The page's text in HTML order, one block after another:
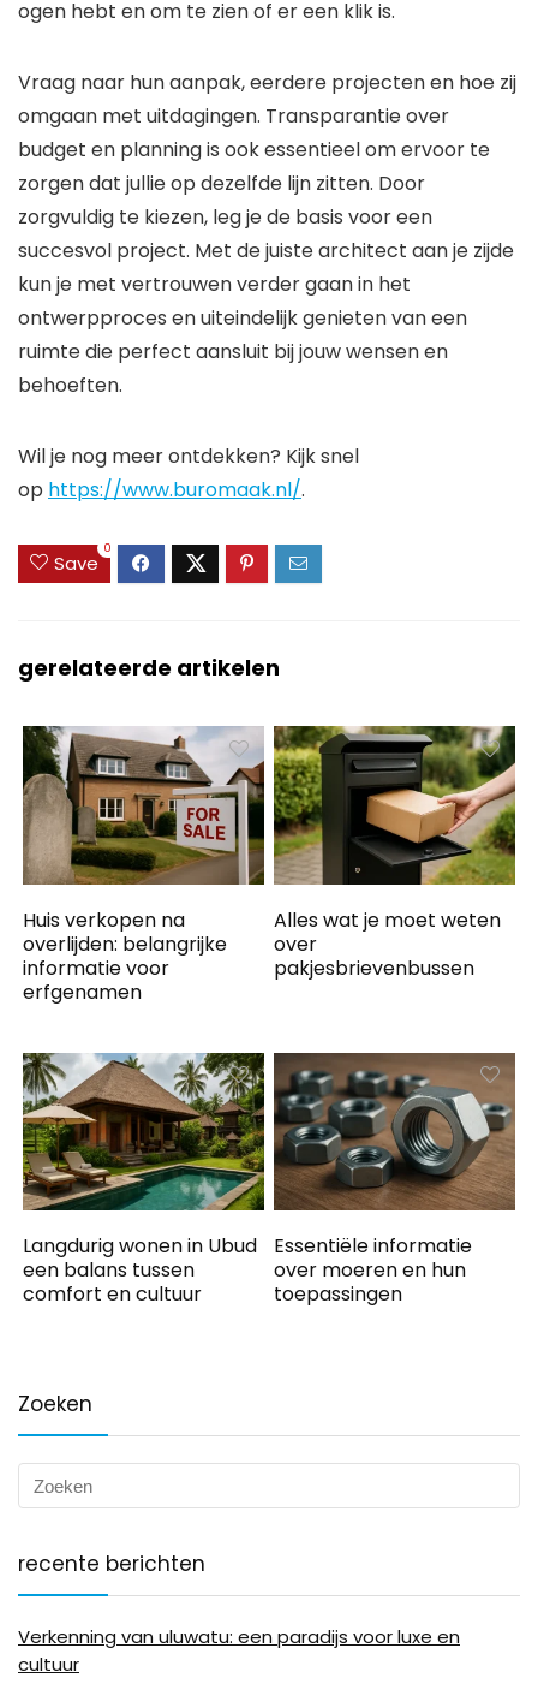
ogen hebt en om te zien of er een klik is.
Vraag naar hun aanpak, eerdere projecten en hoe zij
omgaan met uitdagingen. Transparantie over
budget en planning is ook essentieel om ervoor te
zorgen dat jullie op dezelfde lijn zitten. Door
zorgvuldig te kiezen, leg je de basis voor een
succesvol project. Met de juiste architect aan je zijde
kun je met vertrouwen verder gaan in het
ontwerpproces en uiteindelijk genieten van een
ruimte die perfect aansluit bij jouw wensen en
behoeften.
Wil je nog meer ontdekken? Kijk snel
op https://www.buromaak.nl/.
Save
0
gerelateerde artikelen
Huis verkopen na
overlijden: belangrijke
informatie voor
erfgenamen
Alles wat je moet weten
over
pakjesbrievenbussen
Langdurig wonen in Ubud
een balans tussen
comfort en cultuur
Essentiële informatie
over moeren en hun
toepassingen
Zoeken
recente berichten
Verkenning van uluwatu: een paradijs voor luxe en
cultuur